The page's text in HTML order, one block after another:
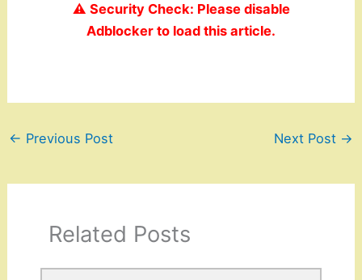
⚠️ Security Check: Please disable
Adblocker to load this article.
← Previous Post Next Post →
Related Posts